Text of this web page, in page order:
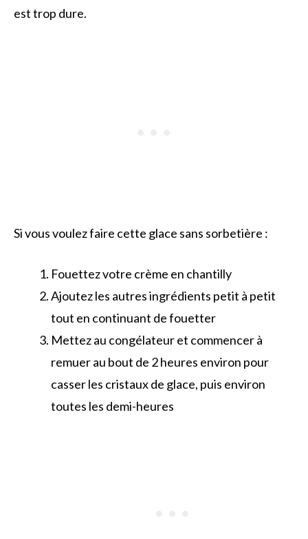
est trop dure.
Si vous voulez faire cette glace sans sorbetière :
Fouettez votre crème en chantilly
Ajoutez les autres ingrédients petit à petit
tout en continuant de fouetter
Mettez au congélateur et commencer à
remuer au bout de 2 heures environ pour
casser les cristaux de glace, puis environ
toutes les demi-heures